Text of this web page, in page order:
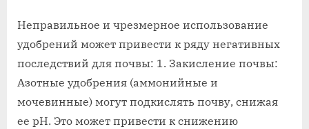
чем
опасны
для
Неправильное и чрезмерное использование
удобрений может привести к ряду негативных
последствий для почвы: 1. Закисление почвы:
Азотные удобрения (аммонийные и
мочевинные) могут подкислять почву, снижая
ее pH. Это может привести к снижению